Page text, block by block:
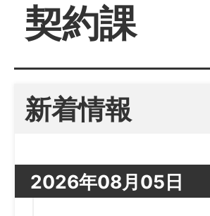
契約課
新着情報
2026年08月05日